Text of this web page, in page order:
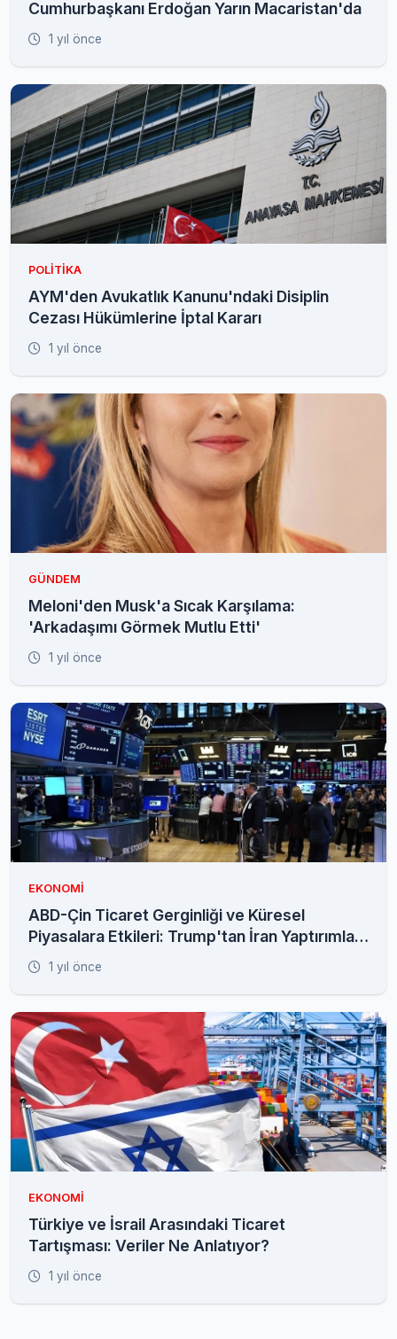
Cumhurbaşkanı Erdoğan Yarın Macaristan'da
1 yıl önce
POLITIKA
AYM'den Avukatlık Kanunu'ndaki Disiplin
Cezası Hükümlerine İptal Kararı
1 yıl önce
GÜNDEM
Meloni'den Musk'a Sıcak Karşılama:
'Arkadaşımı Görmek Mutlu Etti'
1 yıl önce
EKONOMI
ABD-Çin Ticaret Gerginliği ve Küresel
Piyasalara Etkileri: Trump'tan İran Yaptırımları
Uyarısı
1 yıl önce
EKONOMI
Türkiye ve İsrail Arasındaki Ticaret
Tartışması: Veriler Ne Anlatıyor?
1 yıl önce